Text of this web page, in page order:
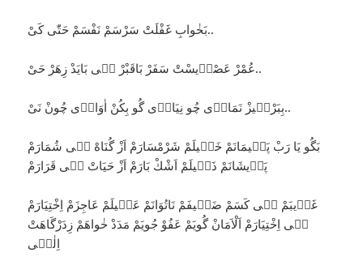
بَخٰوابِ غَفْلَتْ سَرْسَمْ نَفْسَمْ حَتّٰى كَىْ..
عُمْرْ عَصْرٖيسْتْ سَفَرْ بَاقَبْرْ مٖى بَايَدْ زِهَرْ حَىْ..
بِبَرْخٖيزْ نَمَازٖى چُو نِيَازٖى گُو بِكُنْ اٰوَازٖى چُونْ نَىْ..
بَگُو يَا رَبْ پَشٖيمَانَمْ خَجٖيلَمْ شَرْمْسَارَمْ اَزْ گُنَاهْ بٖى شُمَارَمْ
پَرٖيشَانَمْ ذَلٖيلَمْ اَشْكْ بَارَمْ اَزْ حَيَاتْ بٖى قَرَارَمْ
غَرٖيبَمْ بٖى كَسَمْ ضَعٖيفَمْ نَاتُوَانَمْ عَلٖيلَمْ عَاجِزَمْ اِخْتِيَارَمْ
بٖى اِخْتِيَارَمْ اَلْاَمَانْ گُويَمْ عَفُوْ جُويَمْ مَدَدْ خٰواهَمْ زِدَرْگَاهَتْ
اِلٰهٖى